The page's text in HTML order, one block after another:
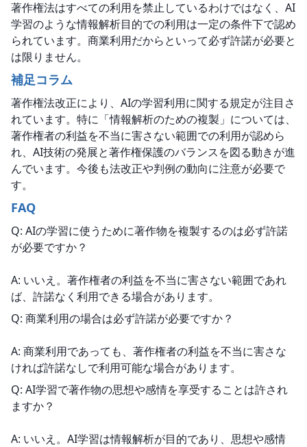
著作権法はすべての利用を禁止しているわけではなく、AI
学習のような情報解析目的での利用は一定の条件下で認め
られています。商業利用だからといって必ず許諾が必要と
は限りません。
補足コラム
著作権法改正により、AIの学習利用に関する規定が注目さ
れています。特に「情報解析のための複製」については、
著作権者の利益を不当に害さない範囲での利用が認めら
れ、AI技術の発展と著作権保護のバランスを図る動きが進
んでいます。今後も法改正や判例の動向に注意が必要で
す。
FAQ
Q: AIの学習に使うために著作物を複製するのは必ず許諾
が必要ですか？
A: いいえ。著作権者の利益を不当に害さない範囲であれ
ば、許諾なく利用できる場合があります。
Q: 商業利用の場合は必ず許諾が必要ですか？
A: 商業利用であっても、著作権者の利益を不当に害さな
ければ許諾なしで利用可能な場合があります。
Q: AI学習で著作物の思想や感情を享受することは許され
ますか？
A: いいえ。AI学習は情報解析が目的であり、思想や感情